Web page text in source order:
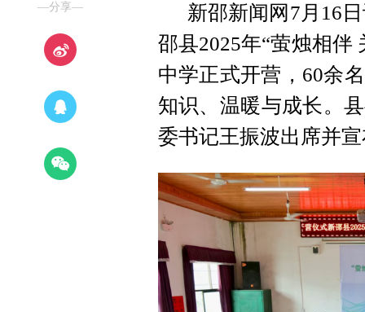
—分享—
新邵新闻网7月16
邵县2025年“萤烛相伴
中学正式开营，60余
知识、温暖与成长。
委书记王振波出席并